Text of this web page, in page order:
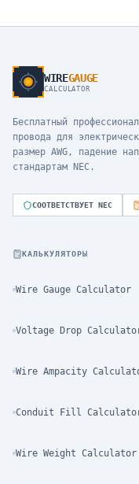
WIREGAUGE
CALCULATOR
Бесплатный
провода для
размер AWG, падение
стандартам NEC.
СООТВЕТСТВУЕТ NEC
КАЛЬКУЛЯТОРЫ
Wire Gauge Calculator
Voltage Drop
Wire Ampacity
Conduit Fill
Wire Weight Calculator